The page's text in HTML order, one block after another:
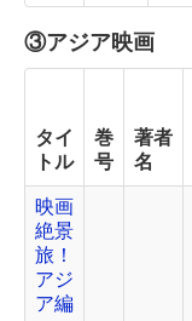
③アジア映画
タイ
トル
巻
号
著者
名
映画
絶景
旅！
アジ
ア編